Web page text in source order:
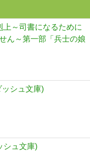
上～司書になるために
ん～第一部「兵士の娘
シュ文庫)
シュ文庫)